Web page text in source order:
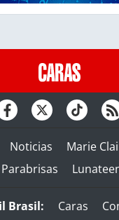
Noticias Marie
Parabrisas
Brasil: Caras